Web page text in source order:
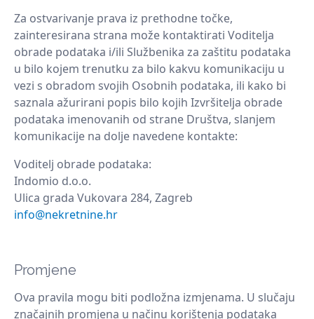
Za ostvarivanje prava iz prethodne točke,
zainteresirana strana može kontaktirati Voditelja
obrade podataka i/ili Službenika za zaštitu podataka
u bilo kojem trenutku za bilo kakvu komunikaciju u
vezi s obradom svojih Osobnih podataka, ili kako bi
saznala ažurirani popis bilo kojih Izvršitelja obrade
podataka imenovanih od strane Društva, slanjem
komunikacije na dolje navedene kontakte:
Voditelj obrade podataka:
Indomio d.o.o.
Ulica grada Vukovara 284, Zagreb
info@nekretnine.hr
Promjene
Ova pravila mogu biti podložna izmjenama. U slučaju
značajnih promjena u načinu korištenja podataka